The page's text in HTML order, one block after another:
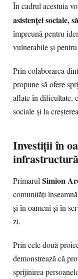
În cadrul acestuia
asistenței sociale,
împreună pentru
vulnerabile și
Prin colaborarea
propune să ofere
aflate în dificultate,
sociale și la
Investiții în
infrastructură
PrimarulSimion
comunități
și în oameni și în
zi.
Prin cele două
demonstrează că
sprijinirea